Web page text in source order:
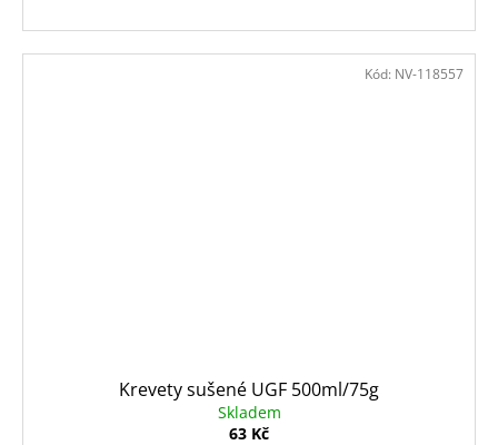
Krevety sušené UGF 500ml/75g
Skladem
63 Kč
Kód: NV-118557